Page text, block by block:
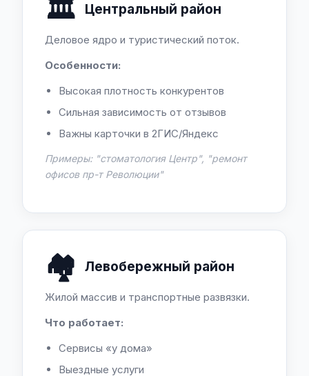
🏛️ Центральный район
Деловое ядро и туристический поток.
Особенности:
Высокая плотность конкурентов
Сильная зависимость от отзывов
Важны карточки в 2ГИС/Яндекс
Примеры: "стоматология Центр", "ремонт
офисов пр-т Революции"
🏘️ Левобережный район
Жилой массив и транспортные развязки.
Что работает:
Сервисы «у дома»
Выездные услуги